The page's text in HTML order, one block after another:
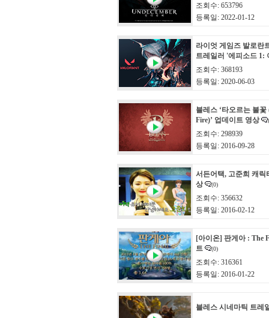
조회수: 653796
등록일: 2022-01-12
라이엇 게임즈 발로란
트레일러 '에피소드 1:
조회수: 368193
등록일: 2020-06-03
블레스 ‘타오르는 불꽃
Fire)’ 업데이트 영상
조회수: 298939
등록일: 2016-09-28
서든어택, 고준희 캐릭
상
(0)
조회수: 356632
등록일: 2016-02-12
[아이온] 판게아 : The
트
(0)
조회수: 316361
등록일: 2016-01-22
블레스 시네마틱 트레